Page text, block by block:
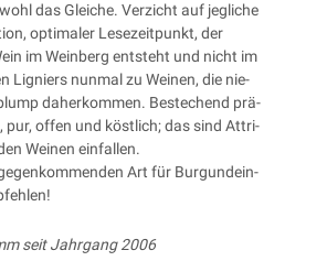
das Glei­che. Ver­zicht auf jeg­li­che
opti­ma­ler Lese­zeit­punkt, der
im Wein­berg ent­steht und nicht im
Ligniers nun­mal zu Wei­nen, die nie­
daher­kom­men. Bestechend prä­
pur, offen und köst­lich; das sind Attri­
Wei­nen einfallen.
Art für Bur­gun­dein­
seit Jahr­gang 2006